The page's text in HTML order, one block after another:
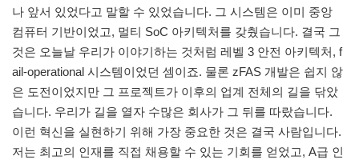
나 앞서 있었다고 말할 수 있었습니다. 그 시스템은 이미 중앙
컴퓨터 기반이었고, 멀티 SoC 아키텍처를 갖췄습니다. 결국 그
것은 오늘날 우리가 이야기하는 것처럼 레벨 3 안전 아키텍처, f
ail-operational 시스템이었던 셈이죠. 물론 zFAS 개발은 쉽지 않
은 도전이었지만 그 프로젝트가 이후의 업계 전체의 길을 닦았
습니다. 우리가 길을 열자 수많은 회사가 그 뒤를 따랐습니다.
이런 혁신을 실현하기 위해 가장 중요한 것은 결국 사람입니다.
저는 최고의 인재를 직접 채용할 수 있는 기회를 얻었고, A급 인